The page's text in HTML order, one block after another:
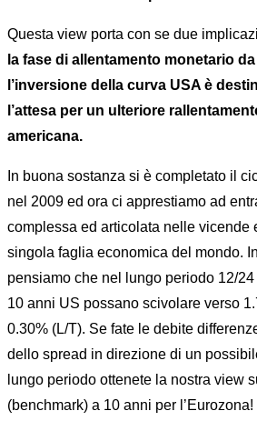
Questa view porta con se due
la fase di allentamento monetario
l’inversione della curva USA è
l’attesa per un ulteriore
americana.
In buona sostanza si è completato il
nel 2009 ed ora ci apprestiamo ad
complessa ed articolata nelle vicende
singola faglia economica del mondo.
pensiamo che nel lungo periodo 12/24
10 anni US possano scivolare verso
0.30% (L/T). Se fate le debite
dello spread in direzione di un
lungo periodo ottenete la nostra view
(benchmark) a 10 anni per l’Eurozona!